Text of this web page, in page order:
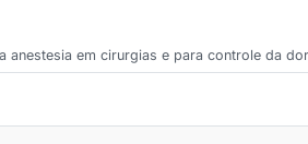
anestesia em cirurgias e para controle da